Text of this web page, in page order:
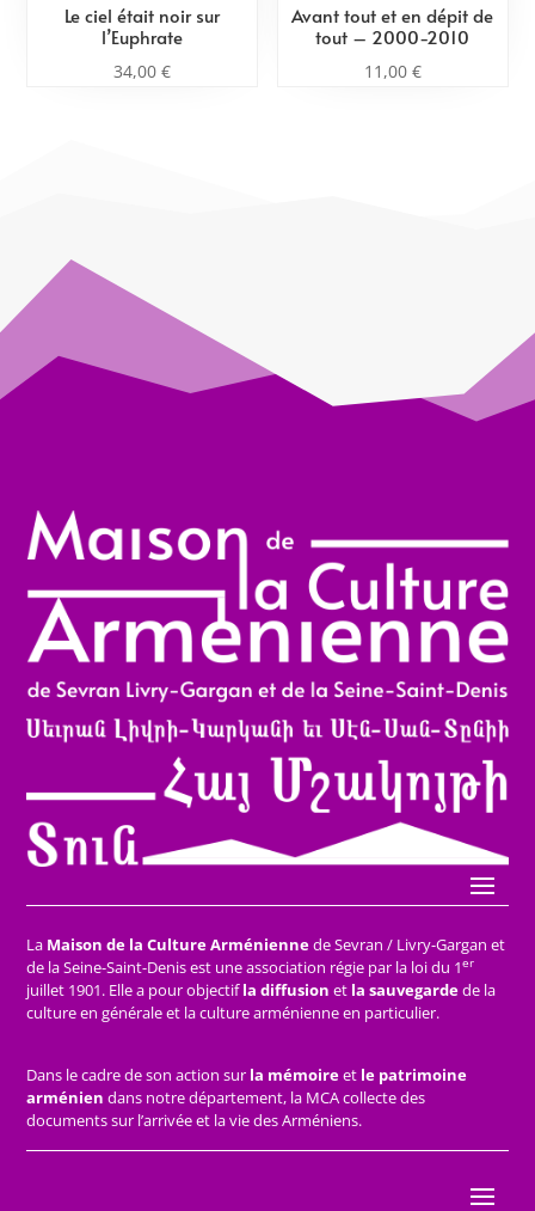
Le ciel était noir sur
l’Euphrate
34,00€
Avant tout et en dépit de
tout – 2000-2010
11,00 €
La Maison de la Culture Arméniennede Sevran / Livry-Gargan et
de la Seine-Saint-Denis est une association régie par la loi du 1er
juillet 1901. Elle a pour objectifla diffusion et la sauvegardede la
culture en générale et la culture arménienne en particulier.
Dans le cadre de son action sur la mémoireet le patrimoine
arménien dans notre département, la MCA collecte des
documents sur l’arrivée et la vie des Arméniens.